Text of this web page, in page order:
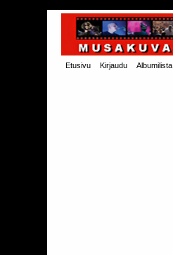
Etusivu Kirjaudu Albumilista